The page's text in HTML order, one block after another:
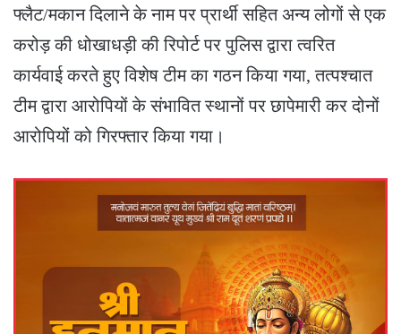
फ्लैट/मकान दिलाने के नाम पर प्रार्थी सहित अन्य लोगों से एक
करोड़ की धोखाधड़ी की रिपोर्ट पर पुलिस द्वारा त्वरित
कार्यवाई करते हुए विशेष टीम का गठन किया गया, तत्पश्चात
टीम द्वारा आरोपियों के संभावित स्थानों पर छापेमारी कर दोनों
आरोपियों को गिरफ्तार किया गया।